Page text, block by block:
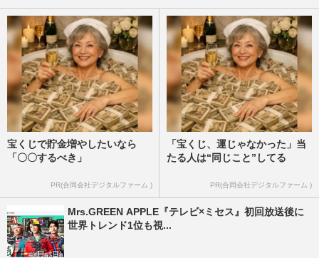
宝くじで貯金増やしたいなら
「〇〇するべき」
PR(合同会社デジタルファーム )
「宝くじ、運じゃなかった」当
たる人は“同じこと”してる
PR(合同会社デジタルファーム )
Mrs.GREEN APPLE『テレビ×ミセス』初回放送後に
世界トレンド1位も視...